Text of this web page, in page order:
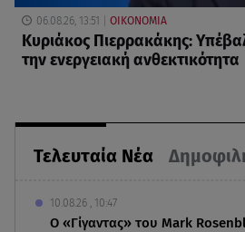
Τελευταία Νέα
10.08.26 , 10:47
Ο «Γίγαντας» του Mark
06.08.26, 13:51 ΟΙΚΟΝΟΜΙΑ
Κυριάκος Πιερρακάκης:
την ενεργειακή ανθεκτικότητα